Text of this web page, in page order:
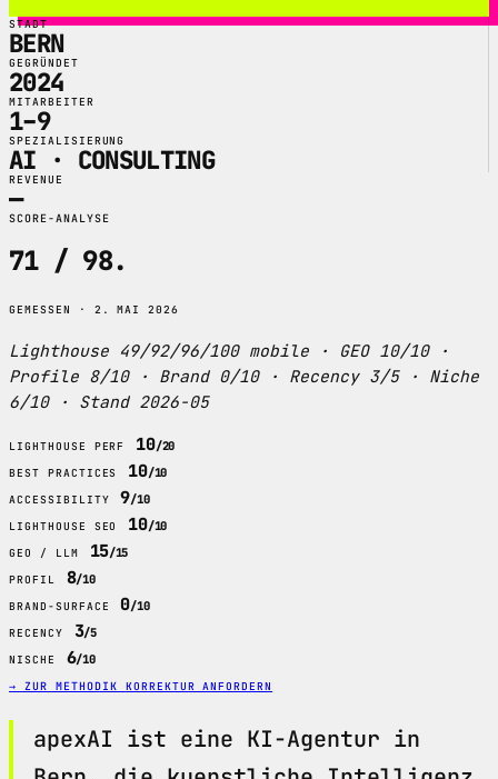
STADT
BERN
GEGRÜNDET
2024
MITARBEITER
1–9
SPEZIALISIERUNG
AI · CONSULTING
REVENUE
—
SCORE-ANALYSE
71 / 98.
GEMESSEN · 2. MAI 2026
Lighthouse 49/92/96/100 mobile · GEO 10/10 ·
Profile 8/10 · Brand 0/10 · Recency 3/5 · Niche
6/10 · Stand 2026-05
LIGHTHOUSE PERF 10/20
BEST PRACTICES 10/10
ACCESSIBILITY 9/10
LIGHTHOUSE SEO 10/10
GEO / LLM 15/15
PROFIL 8/10
BRAND-SURFACE 0/10
RECENCY 3/5
NISCHE 6/10
→ ZUR METHODIK KORREKTUR ANFORDERN
apexAI ist eine KI-Agentur in